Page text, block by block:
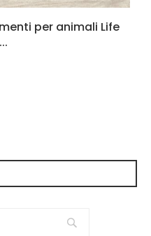
per animali Life